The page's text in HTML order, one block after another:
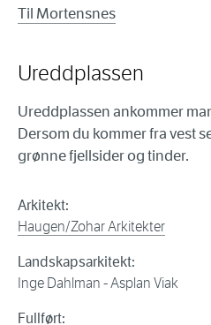
Til Mortensnes
Ureddplassen
Ureddplassen ankommer
Dersom du kommer fra vest
grønne fjellsider og tinder.
Arkitekt:
Haugen/Zohar Arkitekter
Landskapsarkitekt:
Inge Dahlman - Asplan Viak
Fullført: